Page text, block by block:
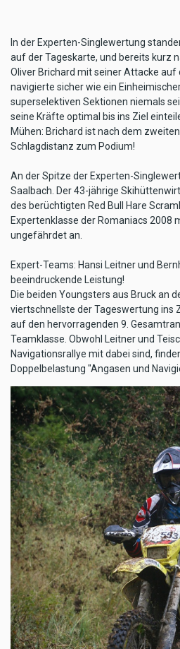
In der Experten-Singlewertung
auf der Tageskarte, und bereits kurz
Oliver Brichard mit seiner Attacke auf
navigierte sicher wie ein
superselektiven Sektionen niemals
seine Kräfte optimal bis ins Ziel
Mühen: Brichard ist nach dem
Schlagdistanz zum Podium!
An der Spitze der Experten-
Saalbach. Der 43-jährige
des berüchtigten Red Bull Hare
Expertenklasse der Romaniacs 2008
ungefährdet an.
Expert-Teams: Hansi Leitner und
beeindruckende Leistung!
Die beiden Youngsters aus Bruck an
viertschnellste der Tageswertung ins
auf den hervorragenden 9.
Teamklasse. Obwohl Leitner und
Navigationsrallye mit dabei sind,
Doppelbelastung "Angasen und